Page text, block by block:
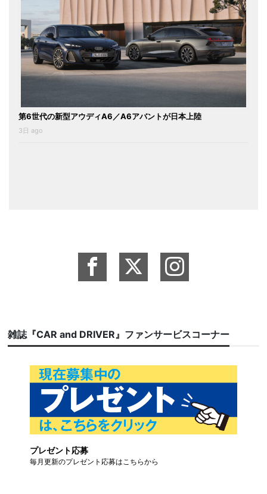
第6世代の新型アウディA6／A6アバントが日本上陸
3日 ago
雑誌『CAR and DRIVER』ファンサービスコーナー
プレゼント応募
毎月更新のプレゼント応募はこちらから